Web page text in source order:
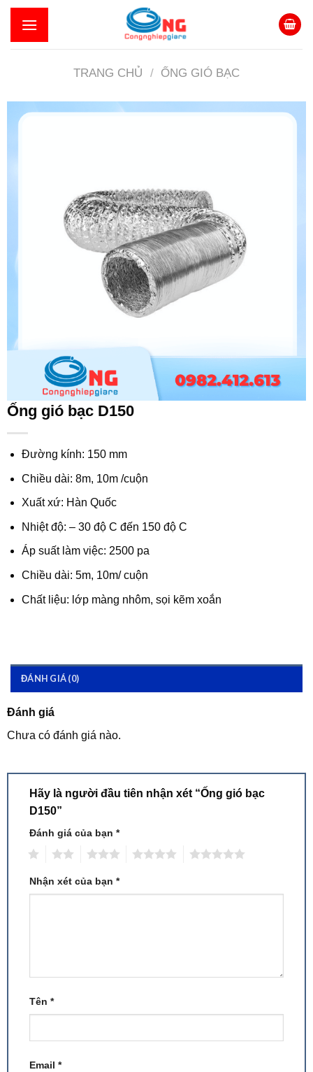
Skip
content
TRANG CHỦ / ỐNG GIÓ BẠC
Ống gió bạc D150
Đường kính: 150 mm
Chiều dài: 8m, 10m /cuộn
Xuất xứ: Hàn Quốc
Nhiệt độ: – 30 độ C đến 150 độ C
Áp suất làm việc: 2500 pa
Chiều dài: 5m, 10m/ cuộn
Chất liệu: lớp màng nhôm, sọi kẽm xoắn
ĐÁNH GIÁ (0)
Đánh giá
Chưa có đánh giá nào.
Hãy là người đầu tiên nhận xét “Ống gió bạc
D150”
Đánh giá của bạn *
Nhận xét của bạn *
Tên *
Email *